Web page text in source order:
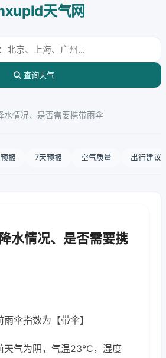
天气网
查询天气
水情况、是否需要携带雨伞
报 7天预报 空气质量 出行建议
水情况、是否需要携
伞指数为【带伞】
天气为阴，气温23℃，湿度